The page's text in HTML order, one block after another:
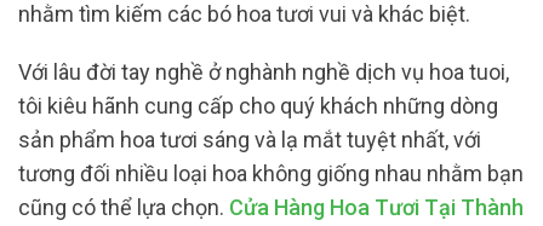
nhằm tìm kiếm các bó hoa tươi vui và khác biệt.
Với lâu đời tay nghề ở nghành nghề dịch vụ hoa tuoi,
tôi kiêu hãnh cung cấp cho quý khách những dòng
sản phẩm hoa tươi sáng và lạ mắt tuyệt nhất, với
tương đối nhiều loại hoa không giống nhau nhằm bạn
cũng có thể lựa chọn. Cửa Hàng Hoa Tươi Tại Thành